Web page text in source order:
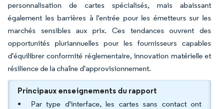
personnalisation de cartes spécialisés, mais abaissant
également les barrières à l'entrée pour les émetteurs sur les
marchés sensibles aux prix. Ces tendances ouvrent des
opportunités pluriannuelles pour les fournisseurs capables
d'équilibrer conformité réglementaire, innovation matérielle et
résilience de la chaîne d'approvisionnement.
Principaux enseignements du rapport
Par type d'interface, les cartes sans contact ont